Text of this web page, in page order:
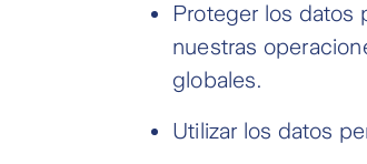
Proteger los datos
nuestras
globales.
Utilizar los datos